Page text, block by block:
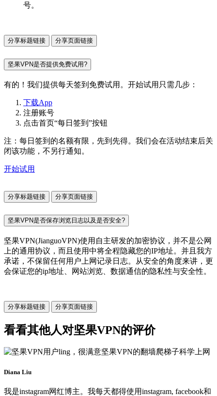
号。
分享标题链接 分享页面链接
坚果VPN是否提供免费试用?
有的！我们提供每天签到免费试用。开始试用只需几步：
下载App
注册账号
点击首页“每日签到”按钮
注：每日签到的名额有限，先到先得。我们会在活动结束后关
闭该功能，不另行通知。
开始试用
分享标题链接 分享页面链接
坚果VPN是否保存浏览日志以及是否安全?
坚果VPN(JianguoVPN)使用自主研发的加密协议，并不是公网
上的通用协议，而且使用中将全程隐藏您的IP地址。并且我方
承诺，不保留任何用户上网记录日志。从安全的角度来讲，更
会保证您的ip地址、网站浏览、数据通信的隐私性与安全性。
分享标题链接 分享页面链接
看看其他人对坚果VPN的评价
Diana Liu
我是instagram网红博主。我每天都得使用instagram, facebook和